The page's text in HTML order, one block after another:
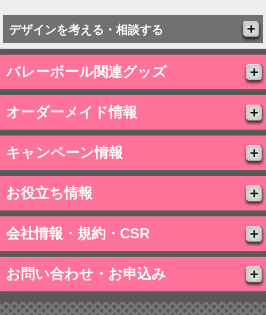
デザインを考える・相談する
バレーボール関連グッズ
オーダーメイド情報
キャンペーン情報
お役立ち情報
会社情報・規約・CSR
お問い合わせ・お申込み